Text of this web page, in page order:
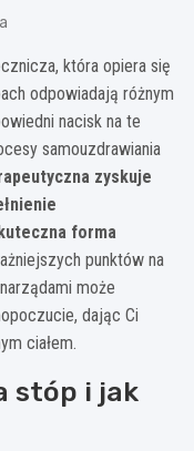
która opiera się
odpowiadają różnym
nacisk na te
samouzdrawiania
zyskuje
forma
punktów na
może
dając Ci
ciałem.
stóp i jak